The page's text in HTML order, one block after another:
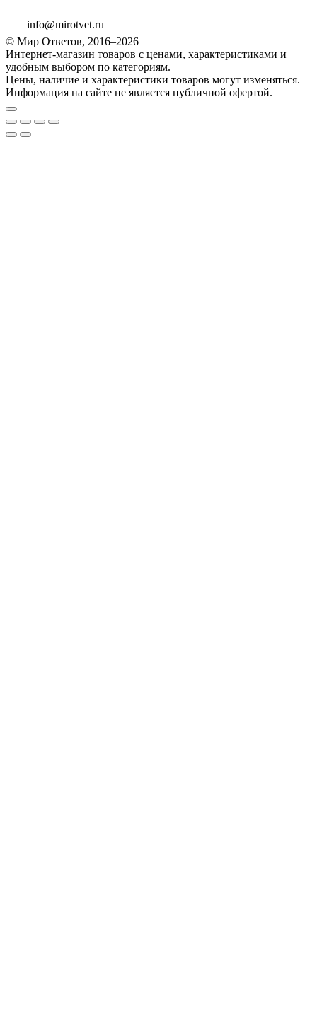
info@mirotvet.ru
© Мир Ответов, 2016–2026
Интернет-магазин товаров с ценами, характеристиками и
удобным выбором по категориям.
Цены, наличие и характеристики товаров могут изменяться.
Информация на сайте не является публичной офертой.